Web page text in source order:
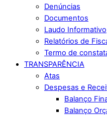
Denúncias
Documentos
Laudo Informativo
Relatórios de
Termo de
TRANSPARÊNCIA
Atas
Despesas e
Balanço
Balanço